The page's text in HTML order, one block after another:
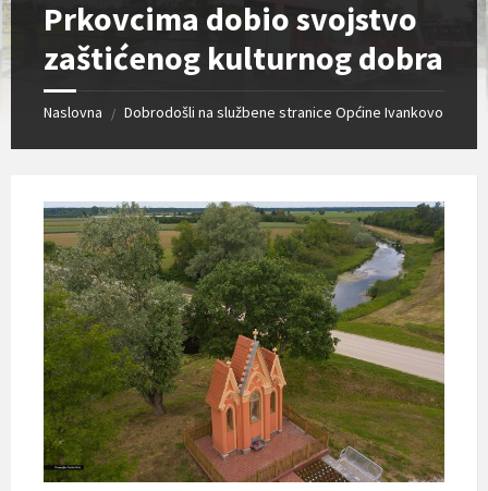
Prkovcima dobio svojstvo
zaštićenog kulturnog dobra
Naslovna / Dobrodošli na službene stranice Općine Ivankovo